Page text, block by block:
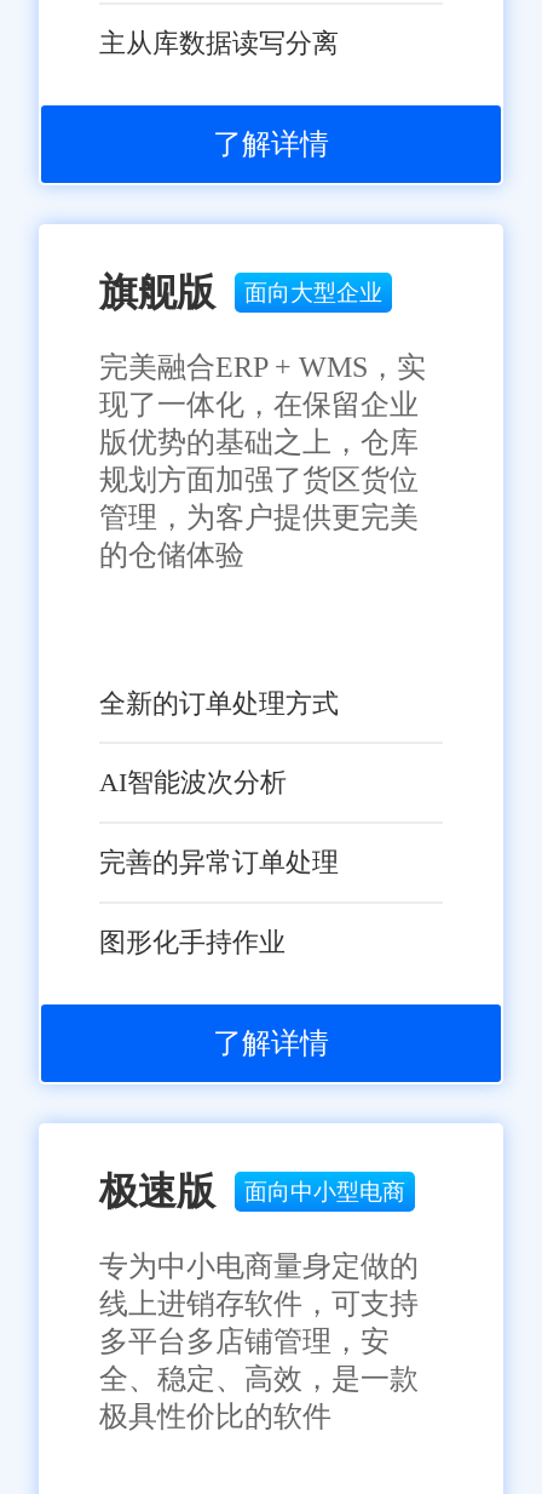
主从库数据读写分离
了解详情
旗舰版 面向大型企业
完美融合ERP + WMS，实
现了一体化，在保留企业
版优势的基础之上，仓库
规划方面加强了货区货位
管理，为客户提供更完美
的仓储体验
全新的订单处理方式
AI智能波次分析
完善的异常订单处理
图形化手持作业
了解详情
极速版 面向中小型电商
专为中小电商量身定做的
线上进销存软件，可支持
多平台多店铺管理，安
全、稳定、高效，是一款
极具性价比的软件